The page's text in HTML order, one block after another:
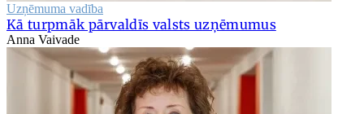
Uzņēmuma vadība
Kā turpmāk pārvaldīs valsts uzņēmumus
Anna Vaivade